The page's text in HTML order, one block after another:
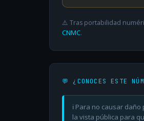
⚠️ Tras portabilidad
CNMC.
💬 ¿CONOCES ESTE
ℹ️ Para no causar
la vista pública para